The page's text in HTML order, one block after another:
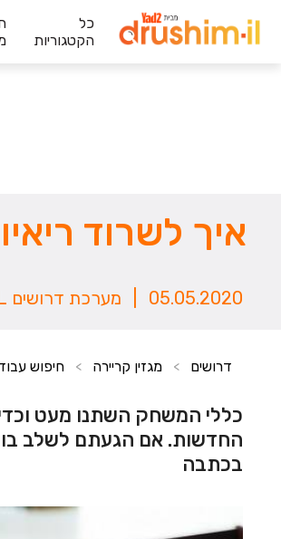
כל
הקטגוריות
איך לשרוד
05.05.2020 מערכת דרושים IL
דרושים > מגזין קריירה > חיפוש
כללי המשחק השתנו מעט
בכתבה